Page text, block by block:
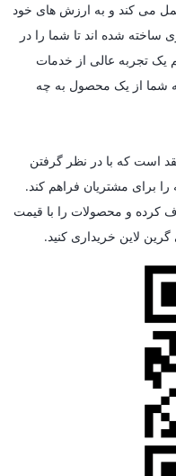
می کند و به ارزش های خود
ساخته شده اند تا شما را در
یک تجربه عالی از خدمات
که شما از یک محصول به چه
است که با در نظر گرفتن
برای مشتریان فراهم کند.
کرده و محصولات را با قیمت
لاین خریداری کنید.